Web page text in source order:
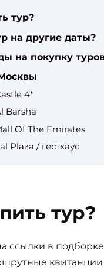
тур?
на другие даты?
на покупку
4*
Barsha
Of The Emirates
Plaza / гестхаус
тур?
ссылки в